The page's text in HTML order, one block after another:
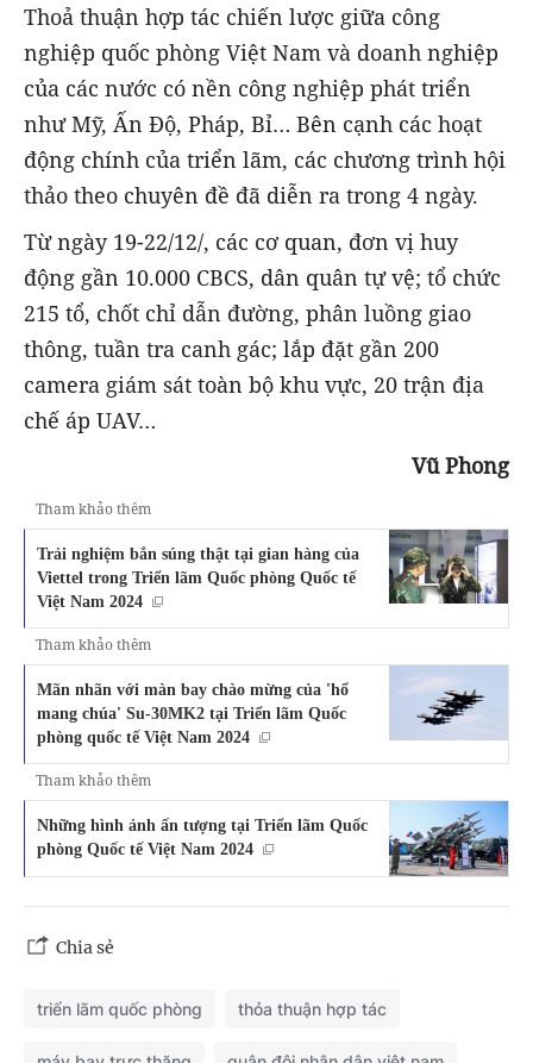
Thoả thuận hợp tác chiến lược giữa công
nghiệp quốc phòng Việt Nam và doanh nghiệp
của các nước có nền công nghiệp phát triển
như Mỹ, Ấn Độ, Pháp, Bỉ… Bên cạnh các hoạt
động chính của triển lãm, các chương trình hội
thảo theo chuyên đề đã diễn ra trong 4 ngày.
Từ ngày 19-22/12/, các cơ quan, đơn vị huy
động gần 10.000 CBCS, dân quân tự vệ; tổ chức
215 tổ, chốt chỉ dẫn đường, phân luồng giao
thông, tuần tra canh gác; lắp đặt gần 200
camera giám sát toàn bộ khu vực, 20 trận địa
chế áp UAV…
Vũ Phong
Tham khảo thêm
Trải nghiệm bắn súng thật tại gian hàng của
Viettel trong Triển lãm Quốc phòng Quốc tế
Việt Nam 2024
Tham khảo thêm
Mãn nhãn với màn bay chào mừng của 'hổ
mang chúa' Su-30MK2 tại Triển lãm Quốc
phòng quốc tế Việt Nam 2024
Tham khảo thêm
Những hình ảnh ấn tượng tại Triển lãm Quốc
phòng Quốc tế Việt Nam 2024
Chia sẻ
triển lãm quốc phòng thỏa thuận hợp tác